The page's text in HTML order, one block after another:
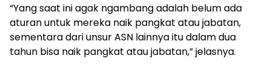
“Yang saat ini agak ngambang adalah belum ada
aturan untuk mereka naik pangkat atau jabatan,
sementara dari unsur ASN lainnya itu dalam dua
tahun bisa naik pangkat atau jabatan,” jelasnya.